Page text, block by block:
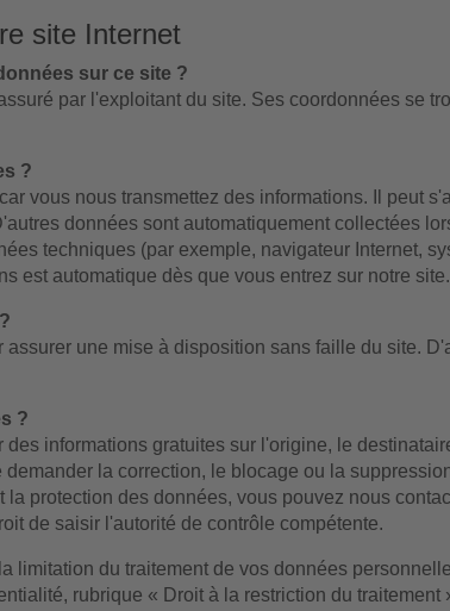
site Internet
sur ce site ?
par l'exploitant du site. Ses coordonnées se
?
vous nous transmettez des informations. Il peut
données sont automatiquement collectées
techniques (par exemple, navigateur Internet,
est automatique dès que vous entrez sur notre site.
une mise à disposition sans faille du site.
?
informations gratuites sur l'origine, le
la correction, le blocage ou la
protection des données, vous pouvez nous
de saisir l'autorité de contrôle compétente.
limitation du traitement de vos données
rubrique « Droit à la restriction du traitement